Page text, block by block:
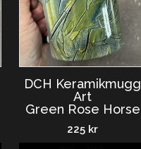
DCH Keramikmugg
Art
Green Rose Horse
225 kr